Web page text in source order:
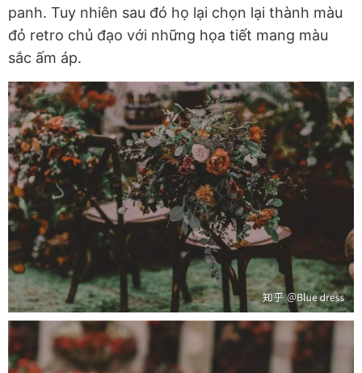
panh. Tuy nhiên sau đó họ lại chọn lại thành màu
đỏ retro chủ đạo với những họa tiết mang màu
sắc ấm áp.